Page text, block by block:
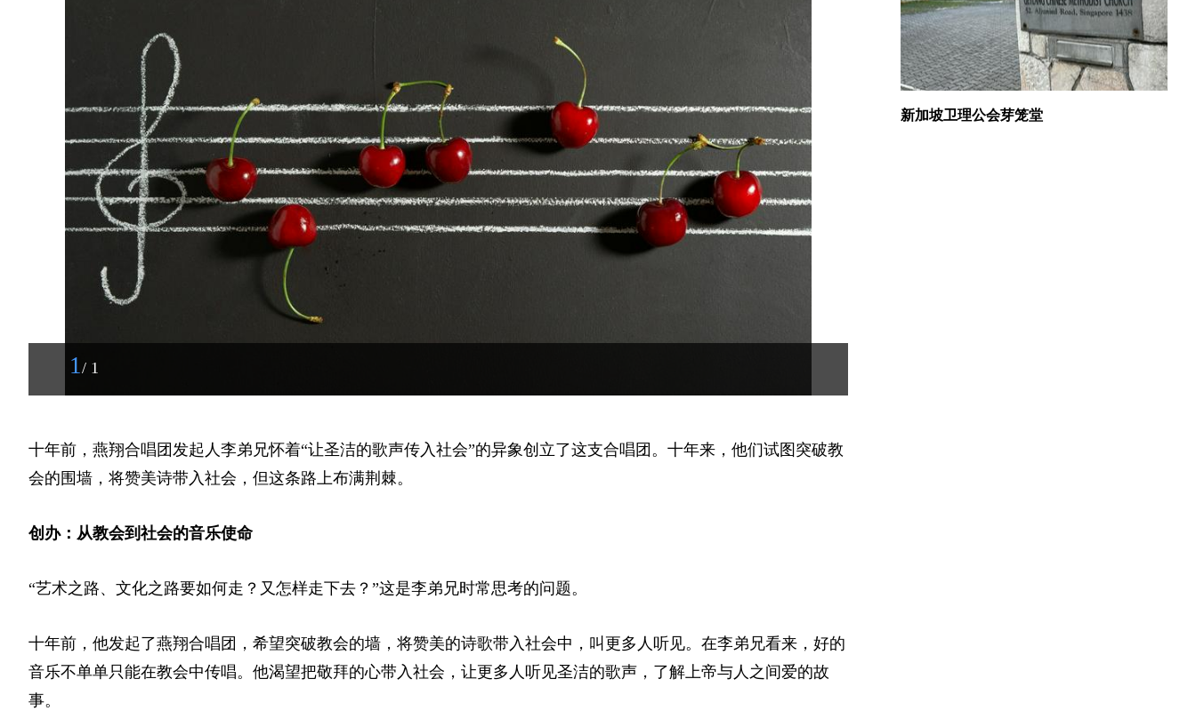
1 / 1
十年前，燕翔合唱团发起人李弟兄怀着“让圣洁的歌声传入社会”的异象创立了这支合唱团。十年来，他们试图突破教
会的围墙，将赞美诗带入社会，但这条路上布满荆棘。
创办：从教会到社会的音乐使命
“艺术之路、文化之路要如何走？又怎样走下去？”这是李弟兄时常思考的问题。
十年前，他发起了燕翔合唱团，希望突破教会的墙，将赞美的诗歌带入社会中，叫更多人听见。在李弟兄看来，好的
音乐不单单只能在教会中传唱。他渴望把敬拜的心带入社会，让更多人听见圣洁的歌声，了解上帝与人之间爱的故
事。
新加坡卫理公会芽笼堂